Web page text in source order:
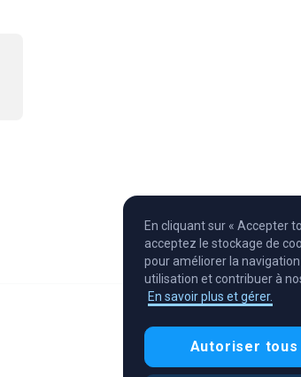
En cliquant sur « Accepter
acceptez le stockage de
pour améliorer la
utilisation et contribuer à
En savoir plus et gérer.
Autoriser